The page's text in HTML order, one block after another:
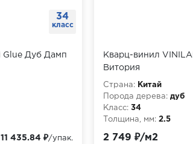
34
класс
Glue Дуб Дамп
11 435.84 ₽/упак.
Кварц-винил
Витория
Страна:
Китай
Порода дерева: дуб
Класс: 34
Толщина, мм: 2.5
2 749 ₽/м2